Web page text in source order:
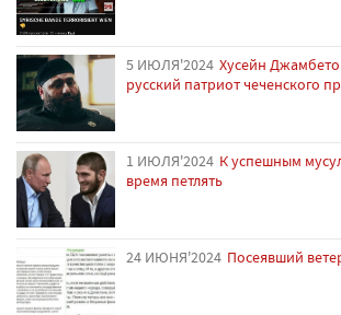
5 ИЮЛЯ'2024 Хусейн
русский патриот чеченского
1 ИЮЛЯ'2024 К успешным
время петлять
24 ИЮНЯ'2024 Посеявший